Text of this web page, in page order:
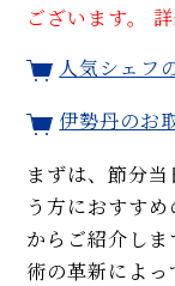
ございます。
人気シェフ
伊勢丹のお
まずは、節分
う方におすす
からご紹介し
術の革新によ